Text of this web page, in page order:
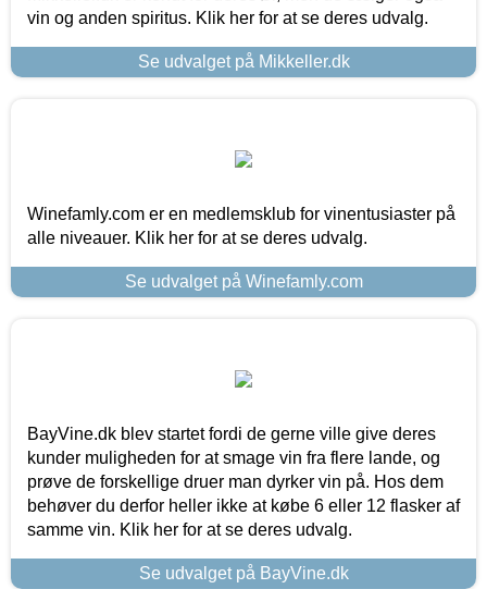
vin og anden spiritus. Klik her for at se deres udvalg.
Se udvalget på Mikkeller.dk
Winefamly.com er en medlemsklub for vinentusiaster på
alle niveauer. Klik her for at se deres udvalg.
Se udvalget på Winefamly.com
BayVine.dk blev startet fordi de gerne ville give deres
kunder muligheden for at smage vin fra flere lande, og
prøve de forskellige druer man dyrker vin på. Hos dem
behøver du derfor heller ikke at købe 6 eller 12 flasker af
samme vin. Klik her for at se deres udvalg.
Se udvalget på BayVine.dk